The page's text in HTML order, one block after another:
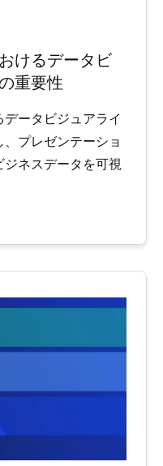
けるデータビ
重要性
ータビジュアライ
プレゼンテーショ
ネスデータを可視